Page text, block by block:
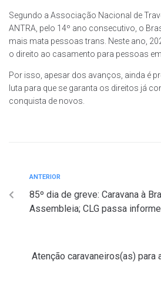
Segundo a Associação Nacional de
ANTRA, pelo 14º ano consecutivo, o
mais mata pessoas trans. Neste ano,
o direito ao casamento para pessoas
Por isso, apesar dos avanços, ainda é
luta para que se garanta os direitos já
conquista de novos.
ANTERIOR
85º dia de greve: Caravana à
Assembleia; CLG passa
Atenção caravaneiros(as) para